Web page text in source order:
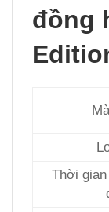
đồng
Thời